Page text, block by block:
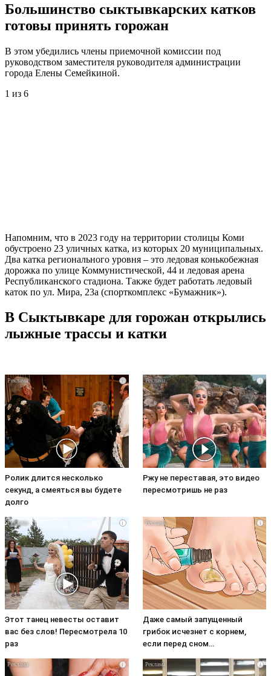
Большинство сыктывкарских катков
готовы принять горожан
В этом убедились члены приемочной комиссии под
руководством заместителя руководителя администрации
города Елены Семейкиной.
1 из 6
Напомним, что в 2023 году на территории столицы Коми
обустроено 23 уличных катка, из которых 20 муниципальных.
Два катка регионального уровня – это ледовая конькобежная
дорожка по улице Коммунистической, 44 и ледовая арена
Республиканского стадиона. Также будет работать ледовый
каток по ул. Мира, 23а (спорткомплекс «Бумажник»).
В Сыктывкаре для горожан открылись
лыжные трассы и катки
i
Ролик длится несколько
секунд, а смеяться вы будете
долго
i
Ржу не переставая, это видео
пересмотришь не раз
i
Этот танец невесты оставит
вас без слов! Пересмотрела 10
раз
i
Даже самый запущенный
грибок исчезнет с корнем,
если перед сном…
i i